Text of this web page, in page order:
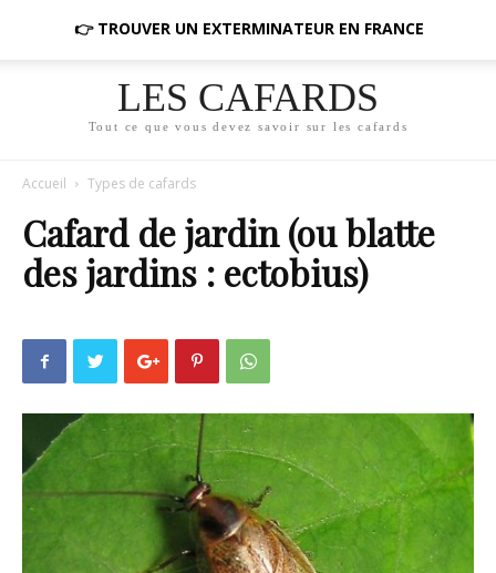
👉 TROUVER UN EXTERMINATEUR EN FRANCE
LES CAFARDS
Tout ce que vous devez savoir sur les cafards
Accueil Types de cafards
Cafard de jardin (ou blatte
des jardins : ectobius)